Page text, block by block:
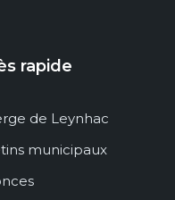
rapide
de Leynhac
municipaux